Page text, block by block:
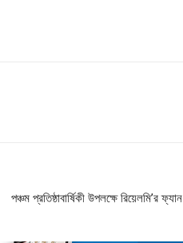
পঞ্চম প্রতিষ্ঠাবার্ষিকী উপলক্ষে রিয়েলমি’র